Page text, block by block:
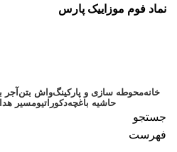
نماد فوم موزاییک پارس
خانهمحوطه سازی و پارکینگواش بتن آجر
حاشیه باغچهدکوراتیومسیر
جستجو
فهرست